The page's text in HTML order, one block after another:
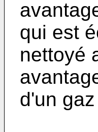
qui est
nettoyé
d'un